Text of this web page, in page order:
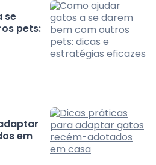
se
pets:
em